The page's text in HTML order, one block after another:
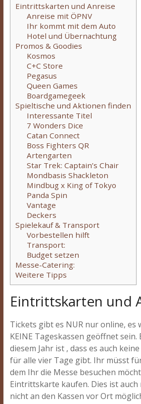
Eintrittskarten und Anreise
Anreise mit ÖPNV
Ihr kommt mit dem Auto
Hotel und Übernachtung
Promos & Goodies
Kosmos
C+C Store
Pegasus
Queen Games
Boardgamegeek
Spieltische und Aktionen finden
Interessante Titel
7 Wonders Dice
Catan Connect
Boss Fighters QR
Artengarten
Star Trek: Captain’s Chair
Mondbasis Shackleton
Mindbug x King of Tokyo
Panda Spin
Vantage
Deckers
Spielekauf & Transport
Vorbestellen hilft
Transport:
Budget setzen
Messe-Catering:
Weitere Tipps
Eintrittskarten und
Tickets gibt es NUR nur online, es
KEINE Tageskassen geöffnet
diesem Jahr ist , dass es auch
für alle vier Tage gibt. Ihr müsst
dem Ihr die Messe besuchen
Eintrittskarte kaufen. Dies ist auch
nicht an den Kassen vor Ort